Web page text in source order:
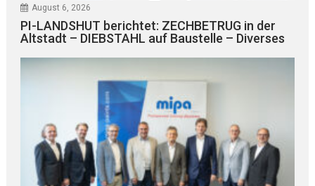
August 6, 2026
PI-LANDSHUT berichtet: ZECHBETRUG in der
Altstadt – DIEBSTAHL auf Baustelle – Diverses